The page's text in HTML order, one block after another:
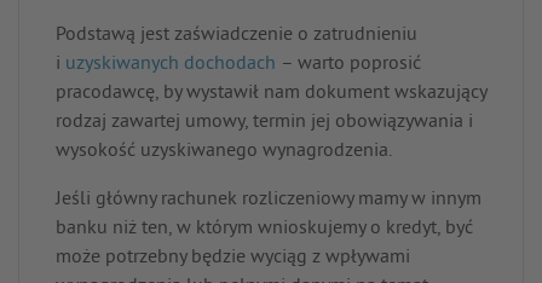
Podstawą jest zaświadczenie o zatrudnieniu
i uzyskiwanych dochodach – warto poprosić
pracodawcę, by wystawił nam dokument wskazujący
rodzaj zawartej umowy, termin jej obowiązywania i
wysokość uzyskiwanego wynagrodzenia.
Jeśli główny rachunek rozliczeniowy mamy w innym
banku niż ten, w którym wnioskujemy o kredyt, być
może potrzebny będzie wyciąg z wpływami